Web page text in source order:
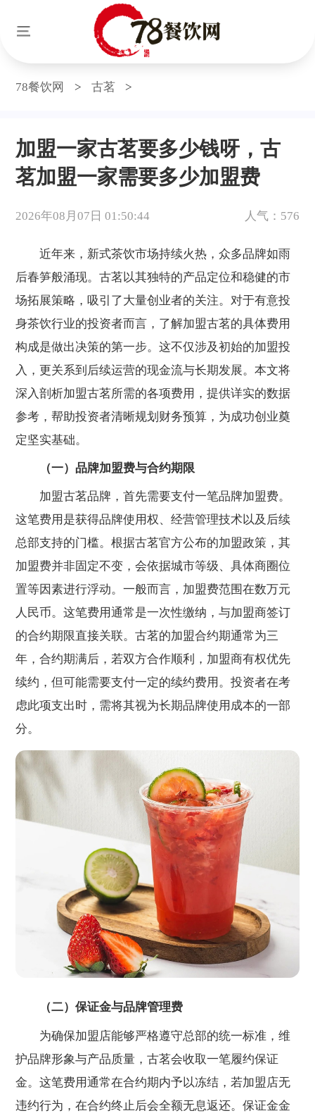
78餐饮网 > 古茗 >
加盟一家古茗要多少钱呀，古
茗加盟一家需要多少加盟费
2026年08月07日 01:50:44 人气：576
近年来，新式茶饮市场持续火热，众多品牌如雨
后春笋般涌现。古茗以其独特的产品定位和稳健的市
场拓展策略，吸引了大量创业者的关注。对于有意投
身茶饮行业的投资者而言，了解加盟古茗的具体费用
构成是做出决策的第一步。这不仅涉及初始的加盟投
入，更关系到后续运营的现金流与长期发展。本文将
深入剖析加盟古茗所需的各项费用，提供详实的数据
参考，帮助投资者清晰规划财务预算，为成功创业奠
定坚实基础。
（一）品牌加盟费与合约期限
加盟古茗品牌，首先需要支付一笔品牌加盟费。
这笔费用是获得品牌使用权、经营管理技术以及后续
总部支持的门槛。根据古茗官方公布的加盟政策，其
加盟费并非固定不变，会依据城市等级、具体商圈位
置等因素进行浮动。一般而言，加盟费范围在数万元
人民币。这笔费用通常是一次性缴纳，与加盟商签订
的合约期限直接关联。古茗的加盟合约期通常为三
年，合约期满后，若双方合作顺利，加盟商有权优先
续约，但可能需要支付一定的续约费用。投资者在考
虑此项支出时，需将其视为长期品牌使用成本的一部
分。
（二）保证金与品牌管理费
为确保加盟店能够严格遵守总部的统一标准，维
护品牌形象与产品质量，古茗会收取一笔履约保证
金。这笔费用通常在合约期内予以冻结，若加盟店无
违约行为，在合约终止后会全额无息返还。保证金金